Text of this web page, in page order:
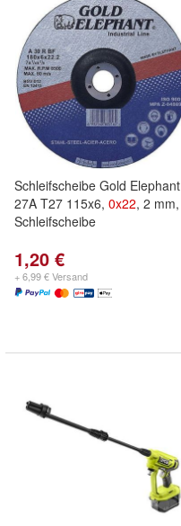
Schleifscheibe Gold Elephant
27A T27 115x6, 0x22, 2 mm,
Schleifscheibe
1,20 €
+ 6,99 € Versand